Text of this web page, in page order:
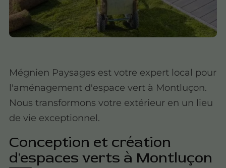
Mégnien Paysages est votre expert local pour
l'aménagement d'espace vert à Montluçon.
Nous transformons votre extérieur en un lieu
de vie exceptionnel.
Conception et création
d'espaces verts à Montluçon